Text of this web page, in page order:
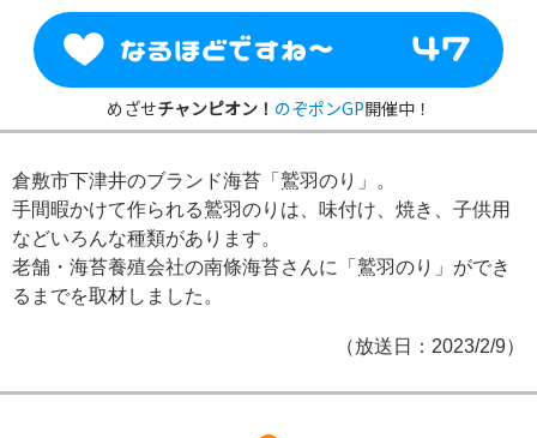
めざせチャンピオン！ のぞポンGP開催中！
倉敷市下津井のブランド海苔「鷲羽のり」。
手間暇かけて作られる鷲羽のりは、味付け、焼き、子供用
などいろんな種類があります。
老舗・海苔養殖会社の南條海苔さんに「鷲羽のり」ができ
るまでを取材しました。
（放送日：2023/2/9）